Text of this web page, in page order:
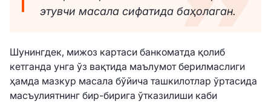
этувчи масала сифатида баҳолаган.
Шунингдек, мижоз картаси банкоматда қолиб
кетганда унга ўз вақтида маълумот берилмаслиги
ҳамда мазкур масала бўйича ташкилотлар ўртасида
масъулиятнинг бир-бирига ўтказилиши каби